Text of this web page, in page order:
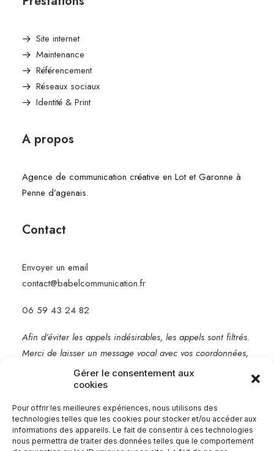
Gérer le consentement aux
cookies
Pour offrir les meilleures expériences, nous utilisons des
technologies telles que les cookies pour stocker et/ou accéder aux
informations des appareils. Le fait de consentir à ces technologies
nous permettra de traiter des données telles que le comportement
Site internet
Maintenance
Référencement
Réseaux sociaux
Identité & Print
A propos
Agence de communication créative en Lot et Garonne à
Penne d’agenais.
Contact
Envoyer un email
contact@babelcommunication.fr
06 59 43 24 82
Afin d’éviter les appels indésirables, les appels sont filtrés.
Merci de laisser un message vocal avec vos coordonnées,
je vous rappelle rapidement.
Mentions légales